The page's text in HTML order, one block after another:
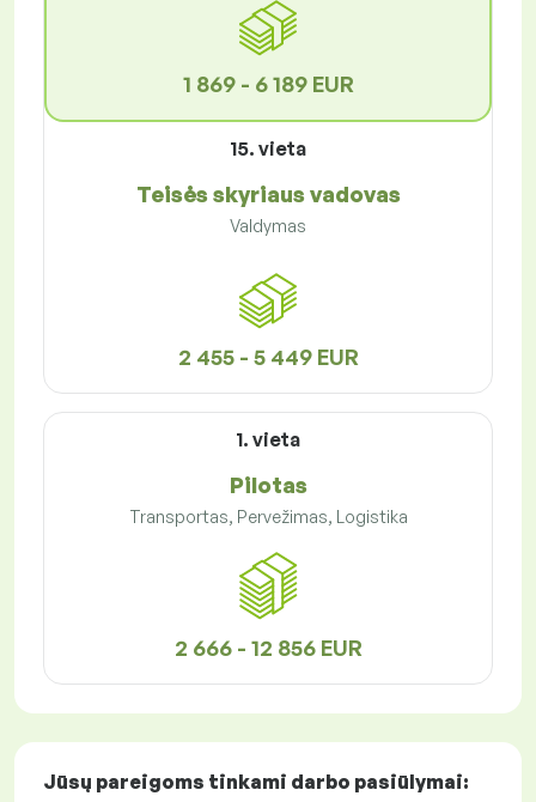
1 869 - 6 189 EUR
15. vieta
Teisės skyriaus vadovas
Valdymas
2 455 - 5 449 EUR
1. vieta
Pilotas
Transportas, Pervežimas, Logistika
2 666 - 12 856 EUR
Jūsų pareigoms tinkami darbo pasiūlymai: